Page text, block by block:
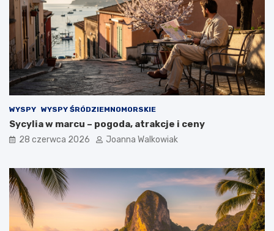
WYSPY WYSPY ŚRÓDZIEMNOMORSKIE
Sycylia w marcu – pogoda, atrakcje i ceny
28 czerwca 2026 Joanna Walkowiak